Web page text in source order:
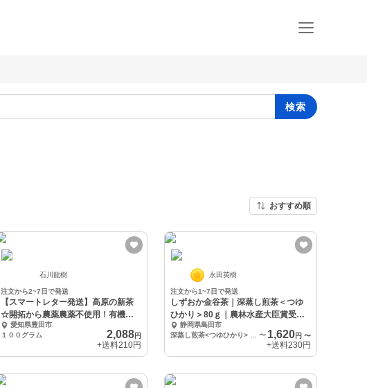
検索
おすすめ順
石川龍樹
注文から2~7日で発送
【スマートレター発送】高原の新茶
☆開拓から農薬農薬不使用！有機栽
培かぶせ茶
愛知県豊田市
１００グラム
2,088円
+送料210円
永田英樹
注文から1~7日で発送
しずおか金谷茶｜深蒸し煎茶＜つゆ
ひかり＞80ｇ｜農林水産大臣賞受賞
園 静岡県島田市
〜 1,620円 〜
+送料230円